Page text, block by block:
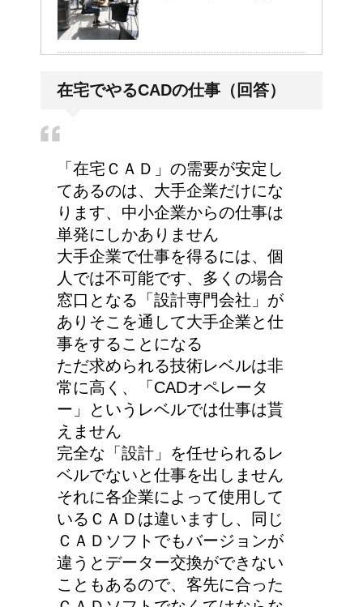
の違和感の原因は「肩こ
在宅でやるCADの仕事（回答）
「在宅ＣＡＤ」の需要が安定し
てあるのは、大手企業だけにな
ります、中小企業からの仕事は
単発にしかありません
大手企業で仕事を得るには、個
人では不可能です、多くの場合
窓口となる「設計専門会社」が
ありそこを通して大手企業と仕
事をすることになる
ただ求められる技術レベルは非
常に高く、「CADオペレータ
ー」というレベルでは仕事は貰
えません
完全な「設計」を任せられるレ
ベルでないと仕事を出しません
それに各企業によって使用して
いるＣＡＤは違いますし、同じ
ＣＡＤソフトでもバージョンが
違うとデーター交換ができない
こともあるので、客先に合った